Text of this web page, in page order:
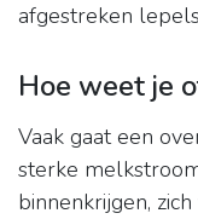
afgestreken
Hoe weet je
Vaak gaat een
sterke
binnenkrijgen,